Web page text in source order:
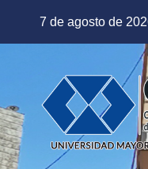
7 de agosto de